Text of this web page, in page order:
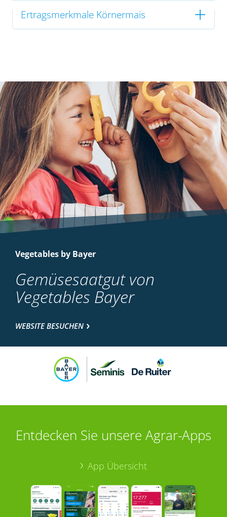
Ertragsmerkmale Körnermais
Vegetables by Bayer
Gemüsesaatgut von
Vegetables Bayer
WEBSITE BESUCHEN
Entdecken Sie unsere Agrar-Apps
App Übersicht